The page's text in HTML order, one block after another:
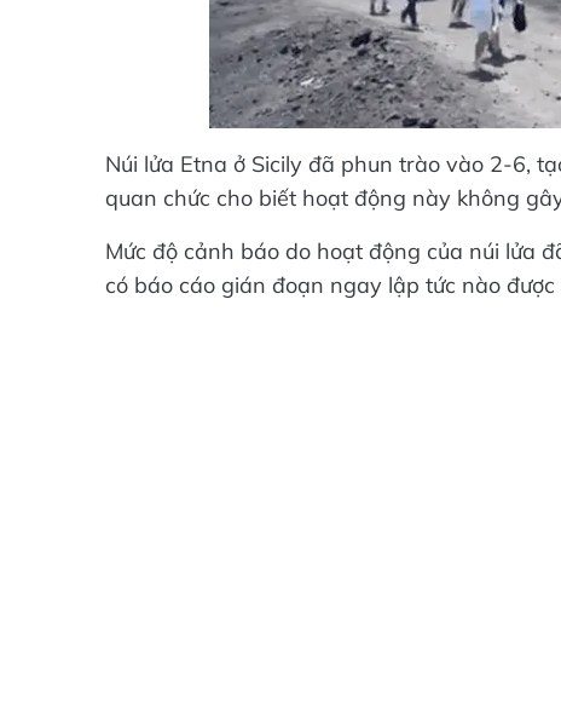
Núi lửa Etna ở Sicily đã phun trào vào 2-6,
quan chức cho biết hoạt động này không
Mức độ cảnh báo do hoạt động của núi lửa
có báo cáo gián đoạn ngay lập tức nào được